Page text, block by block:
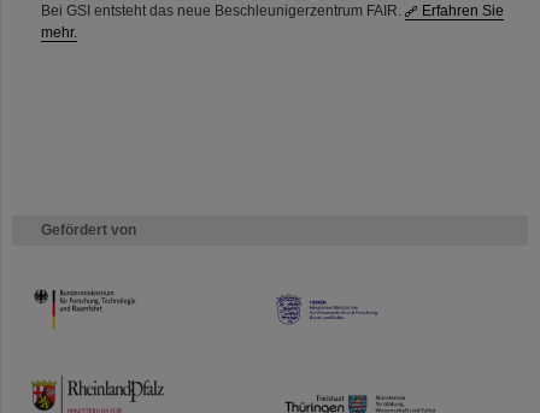
Bei GSI entsteht das neue Beschleunigerzentrum FAIR.
Erfahren Sie
mehr.
Gefördert von
HMWK
TMWWDG